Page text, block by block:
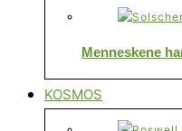
Menneskene
KOSMOS